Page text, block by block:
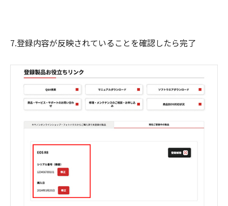
7.登録内容が反映されていることを確認したら完了